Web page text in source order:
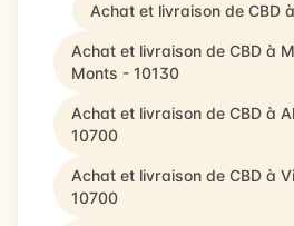
Achat et livraison de CBD
Achat et livraison de CBD à
Monts - 10130
Achat et livraison de CBD à
10700
Achat et livraison de CBD à
10700